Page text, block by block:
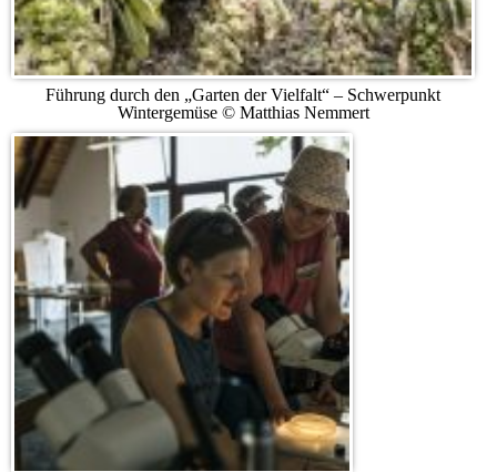
Führung durch den „Garten der Vielfalt“ – Schwerpunkt
Wintergemüse © Matthias Nemmert